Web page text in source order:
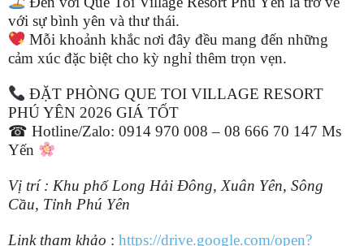
với sự bình yên và thư thái.
Mỗi khoảnh khắc nơi đây đều mang đến những
cảm xúc đặc biệt cho kỳ nghỉ thêm trọn vẹn.
ĐẶT PHÒNG QUE TOI VILLAGE RESORT
PHÚ YÊN 2026 GIÁ TỐT
☎ Hotline/Zalo: 0914 970 008 – 08 666 70 147 Ms
Yến
Vị trí : Khu phố Long Hải Đông, Xuân Yên, Sông
Cầu, Tỉnh Phú Yên
Link tham khảo : https://drive.google.com/open?